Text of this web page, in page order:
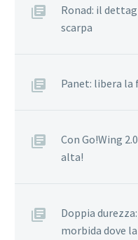
Ronad: il
scarpa
Panet: libera
Con Go!Wing
alta!
Doppia
morbida dove